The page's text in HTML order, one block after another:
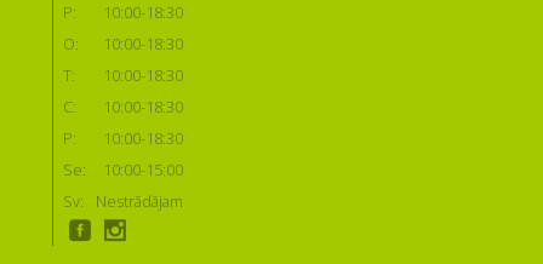
P:
10:00-18:30
O:
10:00-18:30
T:
10:00-18:30
C:
10:00-18:30
P:
10:00-18:30
Se:
10:00-15:00
Sv:
Nestrādājam